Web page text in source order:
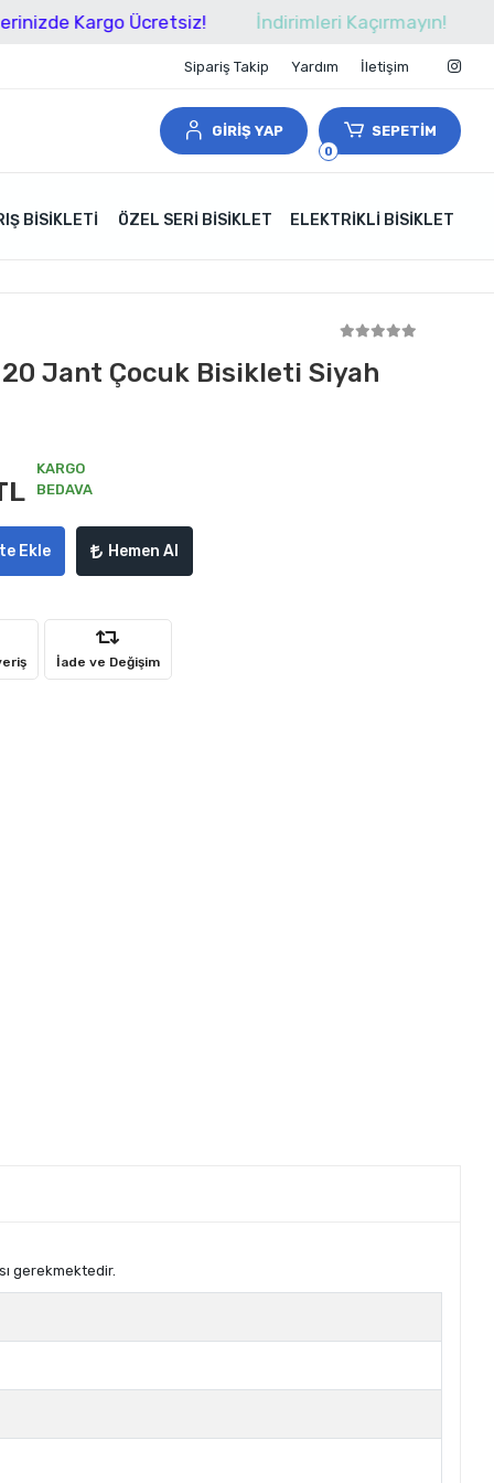
Kargo Ücretsiz! İndirimleri Kaçırmayın! Tüm
Sipariş Takip Yardım İletişim
GİRİŞ YAP
0
SEPETİM
BISIKLETI ÖZEL SERI BISIKLET ELEKTRIKLI BISIKLET
Jant Çocuk Bisikleti Siyah
KARGO
BEDAVA
Ekle Hemen Al
İade ve Değişim
gerekmektedir.